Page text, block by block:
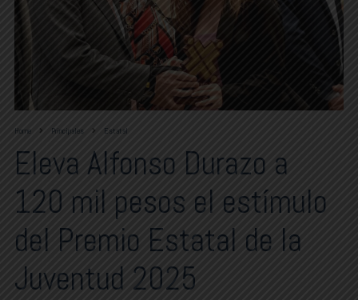
Home Principales Estatal
Eleva Alfonso Durazo a
120 mil pesos el estímulo
del Premio Estatal de la
Juventud 2025